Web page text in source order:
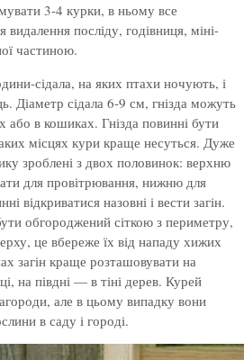
3-4 курки, в ньому все
посліду, годівниця, міні-
частиною.
сідала, на яких птахи ночують, і
Діаметр сідала 6-9 см, гнізда можуть
або в кошиках. Гнізда повинні бути
місцях кури краще несуться. Дуже
зроблені з двох половинок: верхню
для провітрювання, нижню для
відкриватися назовні і вести загін.
обгороджений сіткою з периметру,
це вбереже їх від нападу хижих
загін краще розташовувати на
на півдні — в тіні дерев. Курей
але в цьому випадку вони
в саду і городі.